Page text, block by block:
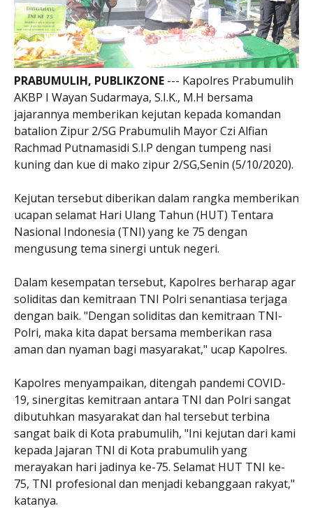
PRABUMULIH, PUBLIKZONE --- Kapolres Prabumulih
AKBP I Wayan Sudarmaya, S.I.K., M.H bersama
jajarannya memberikan kejutan kepada komandan
batalion Zipur 2/SG Prabumulih Mayor Czi Alfian
Rachmad Putnamasidi S.I.P dengan tumpeng nasi
kuning dan kue di mako zipur 2/SG,Senin (5/10/2020).
Kejutan tersebut diberikan dalam rangka memberikan
ucapan selamat Hari Ulang Tahun (HUT) Tentara
Nasional Indonesia (TNI) yang ke 75 dengan
mengusung tema sinergi untuk negeri.
Dalam kesempatan tersebut, Kapolres berharap agar
soliditas dan kemitraan TNI Polri senantiasa terjaga
dengan baik. "Dengan soliditas dan kemitraan TNI-
Polri, maka kita dapat bersama memberikan rasa
aman dan nyaman bagi masyarakat," ucap Kapolres.
Kapolres menyampaikan, ditengah pandemi COVID-
19, sinergitas kemitraan antara TNI dan Polri sangat
dibutuhkan masyarakat dan hal tersebut terbina
sangat baik di Kota prabumulih, "Ini kejutan dari kami
kepada Jajaran TNI di Kota prabumulih yang
merayakan hari jadinya ke-75. Selamat HUT TNI ke-
75, TNI profesional dan menjadi kebanggaan rakyat,"
katanya.